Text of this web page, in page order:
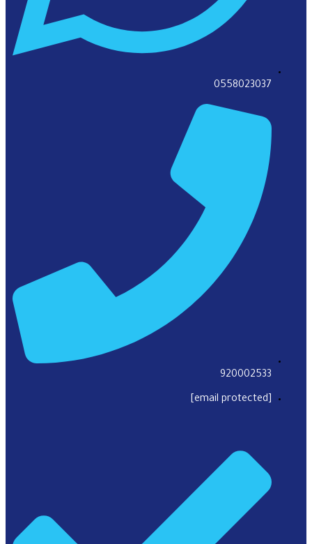
0558023037
920002533
[email protected]